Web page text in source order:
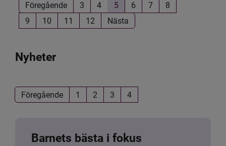
Föregående 3 4 5 6 7
8
9
10 11 12 Nästa
Nyheter
Föregående 1 2 3 4
Barnets bästa i fokus